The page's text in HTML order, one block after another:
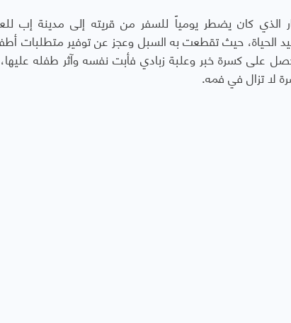
الذي كان يضطر يومياً للسفر من قريته إلى مدينة
الحياة، حيث تقطعت به السبل وعجز عن توفير متطلبات
حصل على كسرة خبر وعلبة زبادي فأبت نفسه وآثر طفله
لا تزال في فمه.